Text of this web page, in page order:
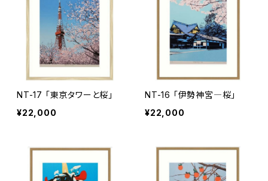
NT-17 「東京タワーと桜」
¥22,000
NT-16 「伊勢神宮―桜」
¥22,000